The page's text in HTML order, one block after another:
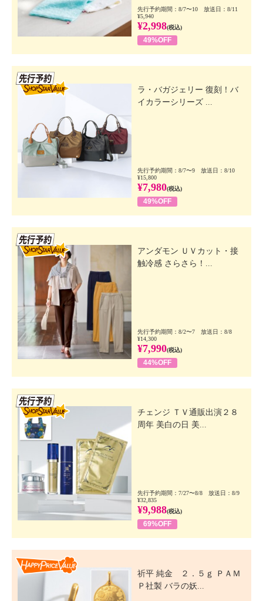
先行予約期間：8/7〜10 放送日：8/11
¥5,940
¥2,998(税込)
49%OFF
ラ・バガジェリー 復刻！バ
イカラーシリーズ ...
先行予約期間：8/7〜9 放送日：8/10
¥15,800
¥7,980(税込)
49%OFF
アンダモン ＵＶカット・接
触冷感 さらさら！...
先行予約期間：8/2〜7 放送日：8/8
¥14,300
¥7,990(税込)
44%OFF
チェンジ ＴＶ通販出演２８
周年 美白の日 美...
先行予約期間：7/27〜8/8 放送日：8/9
¥32,835
¥9,988(税込)
69%OFF
祈平 純金 ２．５ｇ ＰＡＭ
Ｐ社製 バラの妖...